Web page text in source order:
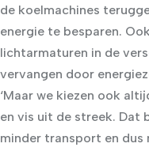
de koelmachines
energie te besparen.
lichtarmaturen in de
vervangen door
‘Maar we kiezen ook
en vis uit de streek. Dat
minder transport en